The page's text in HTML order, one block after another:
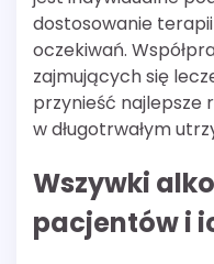
dostosowanie
oczekiwań.
zajmujących się
przynieść
w długotrwałym
Wszywki
pacjentów i